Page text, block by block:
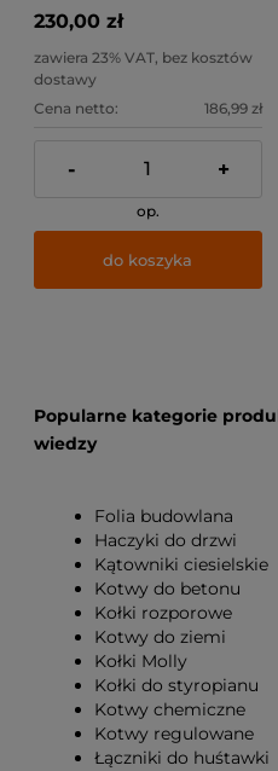
230,00 zł
zawiera 23% VAT, bez kosztów
dostawy
Cena netto:
186,99 zł
- +
op.
do koszyka
Popularne kategorie
wiedzy
Folia budowlana
Haczyki do drzwi
Kątowniki ciesielskie
Kotwy do betonu
Kołki rozporowe
Kotwy do ziemi
Kołki Molly
Kołki do styropianu
Kotwy chemiczne
Kotwy regulowane
Łączniki do huśtawki